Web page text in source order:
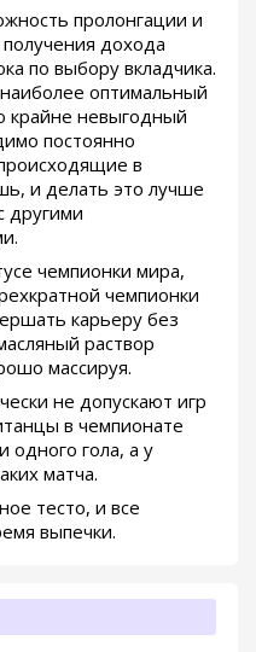
пролонгации и
дохода
по выбору вкладчика.
оптимальный
крайне невыгодный
постоянно
в
и делать это лучше
другими
чемпионки мира,
чемпионки
карьеру без
раствор
массируя.
не допускают игр
в чемпионате
одного гола, а у
матча.
тесто, и все
выпечки.